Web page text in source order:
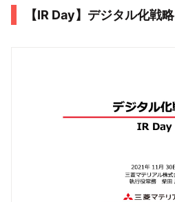
【IR Day】デジタル化戦略